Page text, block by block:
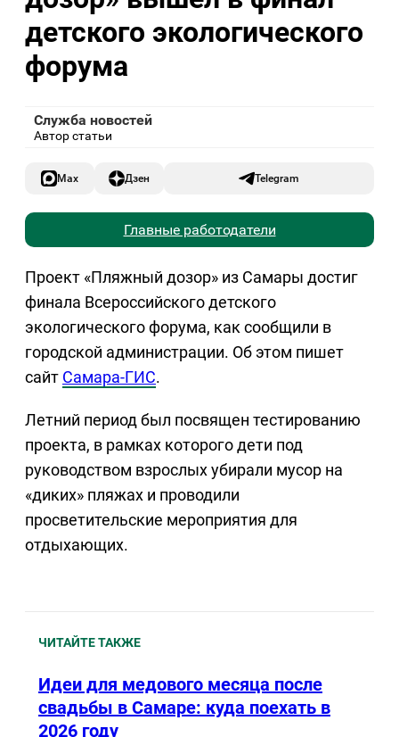
детского экологического
форума
Служба новостей
Автор статьи
Max Дзен Telegram
Главные работодатели
Проект «Пляжный дозор» из Самары достиг
финала Всероссийского детского
экологического форума, как сообщили в
городской администрации. Об этом пишет
сайт Самара-ГИС.
Летний период был посвящен тестированию
проекта, в рамках которого дети под
руководством взрослых убирали мусор на
«диких» пляжах и проводили
просветительские мероприятия для
отдыхающих.
ЧИТАЙТЕ ТАКЖЕ
Идеи для медового месяца после
свадьбы в Самаре: куда поехать в
2026 году